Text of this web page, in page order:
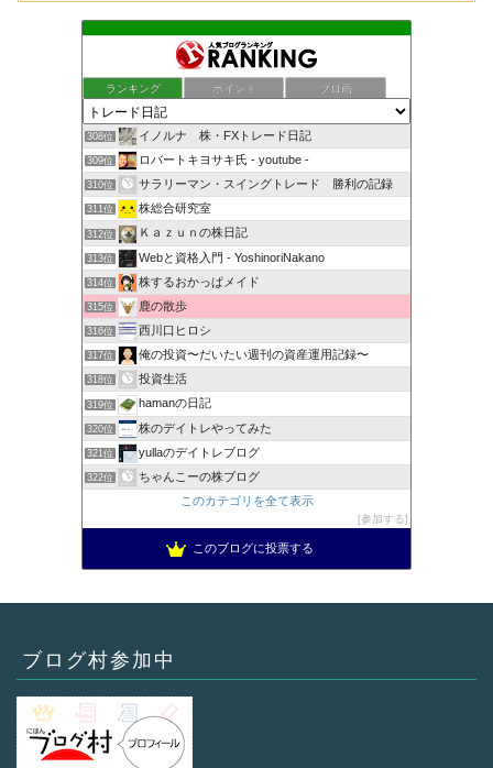
ランキング ポイント ブロ画
308位 イノルナ 株・FXトレード日記
309位 ロバートキヨサキ氏 - youtube -
310位 サラリーマン・スイングトレード 勝利の記録
311位 株総合研究室
312位 Ｋａｚｕｎの株日記
313位 Webと資格入門 - YoshinoriNakano
314位 株するおかっぱメイド
315位 鹿の散歩
316位 西川口ヒロシ
317位 俺の投資〜だいたい週刊の資産運用記録〜
318位 投資生活
319位 hamanの日記
320位 株のデイトレやってみた
321位 yullaのデイトレブログ
322位
ちゃんこーの株ブログ
このカテゴリを全て表示
参加する
このブログに投票する
ブログ村参加中